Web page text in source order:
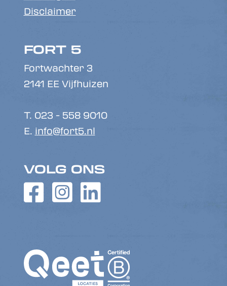
Disclaimer
FORT 5
Fortwachter 3
2141 EE Vijfhuizen
T. 023 - 558 9010
E. info@fort5.nl
VOLG ONS